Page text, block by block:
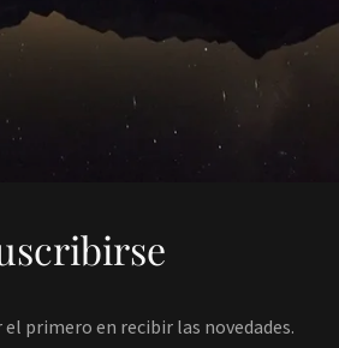
primero en recibir las novedades.